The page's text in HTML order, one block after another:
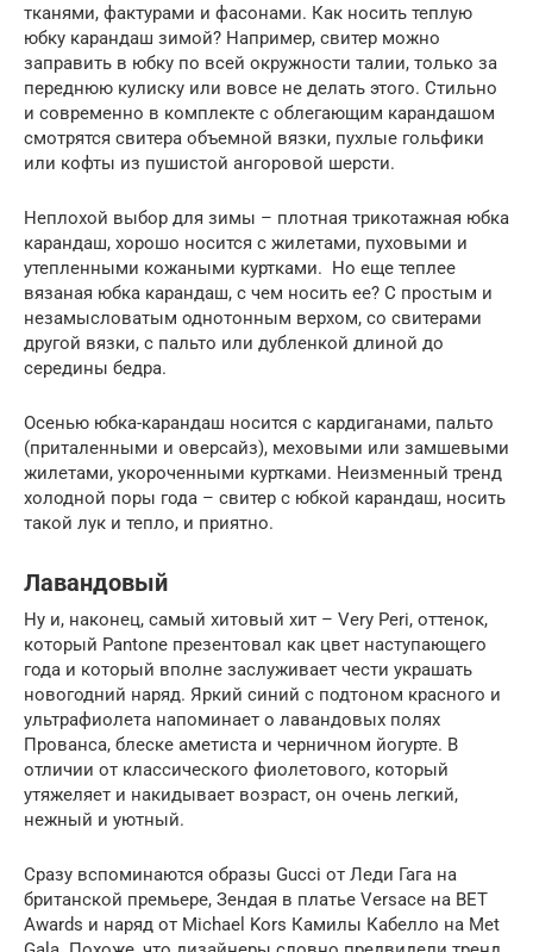
тканями, фактурами и фасонами. Как носить теплую
юбку карандаш зимой? Например, свитер можно
заправить в юбку по всей окружности талии, только за
переднюю кулиску или вовсе не делать этого. Стильно
и современно в комплекте с облегающим карандашом
смотрятся свитера объемной вязки, пухлые гольфики
или кофты из пушистой ангоровой шерсти.
Неплохой выбор для зимы – плотная трикотажная юбка
карандаш, хорошо носится с жилетами, пуховыми и
утепленными кожаными куртками. Но еще теплее
вязаная юбка карандаш, с чем носить ее? С простым и
незамысловатым однотонным верхом, со свитерами
другой вязки, с пальто или дубленкой длиной до
середины бедра.
Осенью юбка-карандаш носится с кардиганами, пальто
(приталенными и оверсайз), меховыми или замшевыми
жилетами, укороченными куртками. Неизменный тренд
холодной поры года – свитер с юбкой карандаш, носить
такой лук и тепло, и приятно.
Лавандовый
Ну и, наконец, самый хитовый хит – Very Peri, оттенок,
который Pantone презентовал как цвет наступающего
года и который вполне заслуживает чести украшать
новогодний наряд. Яркий синий с подтоном красного и
ультрафиолета напоминает о лавандовых полях
Прованса, блеске аметиста и черничном йогурте. В
отличии от классического фиолетового, который
утяжеляет и накидывает возраст, он очень легкий,
нежный и уютный.
Сразу вспоминаются образы Gucci от Леди Гага на
британской премьере, Зендая в платье Versace на BET
Awards и наряд от Michael Kors Камилы Кабелло на Met